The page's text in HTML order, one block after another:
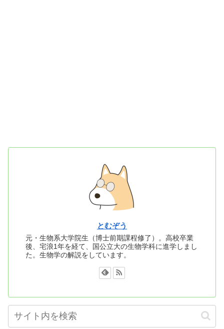
とむぞう
元・生物系大学院生（博士前期課程修了）。高校卒業
後、宅浪1年を経て、国公立大の生物学科に進学しまし
た。生物学の解説をしています。